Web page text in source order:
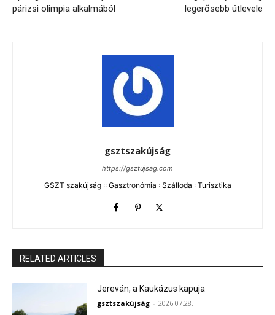
párizsi olimpia alkalmából
legerősebb útlevele
gsztszakújság
https://gsztujsag.com
GSZT szakújság :: Gasztronómia : Szálloda : Turisztika
RELATED ARTICLES
Jereván, a Kaukázus kapuja
gsztszakújság - 2026.07.28.